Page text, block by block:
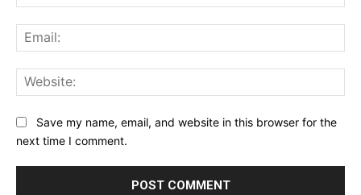
Save my name, email, and website in this browser for the
next time I comment.